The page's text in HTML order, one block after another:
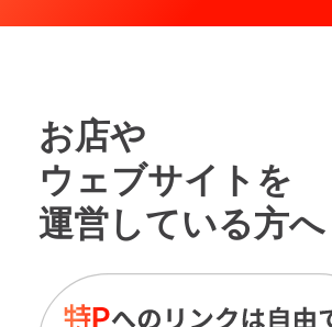
お店や
ウェブサイトを
運営している方へ